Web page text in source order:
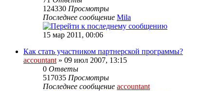
124330 Просмотры
Последнее сообщение Mila
15 мар 2011, 00:06
Как стать участником партнерской программы?
accountant » 09 июл 2007, 13:15
0 Ответы
517035 Просмотры
Последнее сообщение accountant